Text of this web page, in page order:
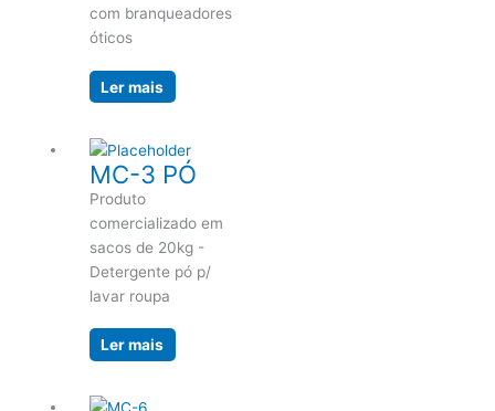
com branqueadores
óticos
Ler mais
MC-3 PÓ
Produto
comercializado em
sacos de 20kg -
Detergente pó p/
lavar roupa
Ler mais